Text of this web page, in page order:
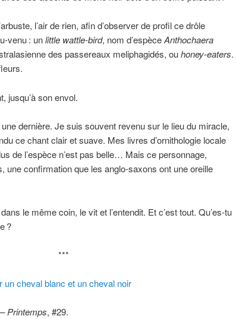
l’air de rien, afin d’observer de profil ce drôle
venu: unlittle wattle-bird, nom d’espèceAnthochaera
des passereaux meliphagidés, ouhoney-eaters.
jusqu’à son envol.
dernière. Je suis souvent revenu sur le lieu du miracle,
ce chant clair et suave. Mes livres d’ornithologie locale
de l’espèce n’est pas belle… Mais ce personnage,
une confirmation que les anglo-saxons ont une oreille
le même coin, le vit et l’entendit. Et c’est tout. Qu’es-tu
?
***
un cheval blanc et un cheval noir
Printemps, #29.